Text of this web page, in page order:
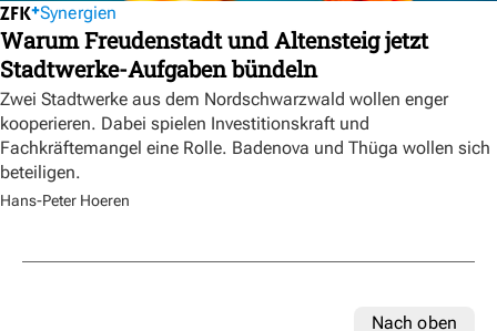
Synergien
Warum Freudenstadt und Altensteig jetzt
Stadtwerke-Aufgaben bündeln
Zwei Stadtwerke aus dem Nordschwarzwald wollen enger
kooperieren. Dabei spielen Investitionskraft und
Fachkräftemangel eine Rolle. Badenova und Thüga wollen sich
beteiligen.
Hans-Peter Hoeren
Nach oben